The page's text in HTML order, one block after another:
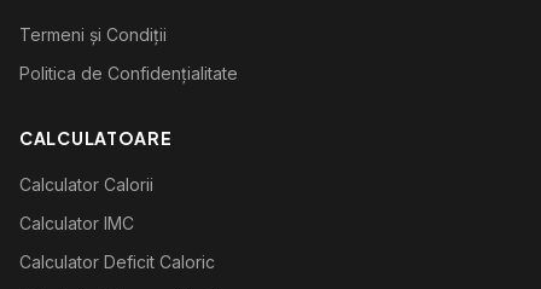
Termeni și Condiții
Politica de Confidențialitate
CALCULATOARE
Calculator Calorii
Calculator IMC
Calculator Deficit Caloric